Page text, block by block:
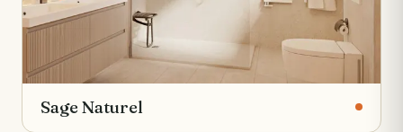
Sage Naturel